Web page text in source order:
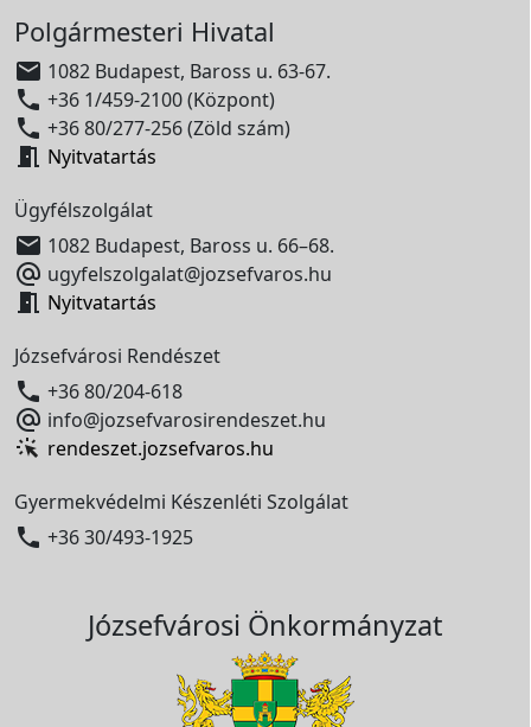
Polgármesteri Hivatal
 1082 Budapest, Baross u. 63-67.
 +36 1/459-2100 (Központ)
 +36 80/277-256 (Zöld szám)
 Nyitvatartás
Ügyfélszolgálat
 1082 Budapest, Baross u. 66–68.
 ugyfelszolgalat@jozsefvaros.hu
 Nyitvatartás
Józsefvárosi Rendészet
 +36 80/204-618
 info@jozsefvarosirendeszet.hu
rendeszet.jozsefvaros.hu
Gyermekvédelmi Készenléti Szolgálat
 +36 30/493-1925
Józsefvárosi Önkormányzat